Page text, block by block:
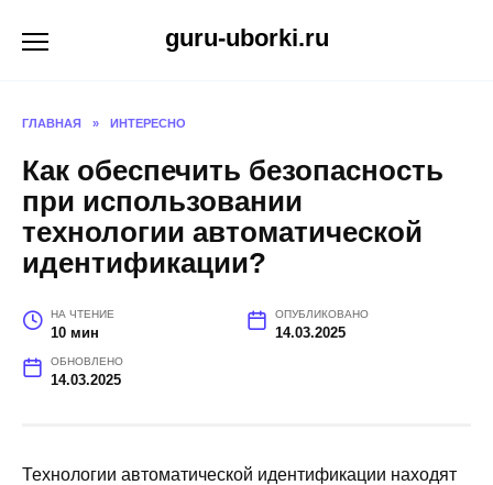
guru-uborki.ru
ГЛАВНАЯ » ИНТЕРЕСНО
Как обеспечить безопасность
при использовании
технологии автоматической
идентификации?
НА ЧТЕНИЕ
10 мин
ОПУБЛИКОВАНО
14.03.2025
ОБНОВЛЕНО
14.03.2025
Технологии автоматической идентификации находят